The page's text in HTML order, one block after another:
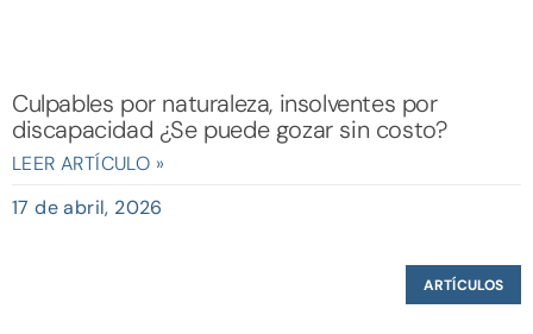
Culpables por naturaleza, insolventes por
discapacidad ¿Se puede gozar sin costo?
LEER ARTÍCULO »
17 de abril, 2026
ARTÍCULOS